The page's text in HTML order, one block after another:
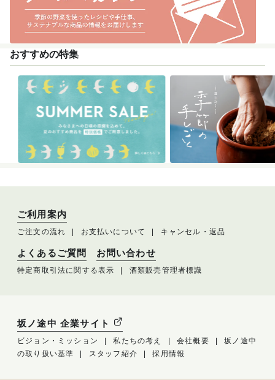
おすすめの特集
ご利用案内
ご注文の流れ お支払いについて キャンセル・返品
よくあるご質問 お問い合わせ
特定商取引法に関する表示 酒類販売管理者標識
坂ノ途中 企業サイト
ビジョン・ミッション 私たちの考え 会社概要
坂ノ途中
の取り扱い基準
スタッフ紹介 採用情報